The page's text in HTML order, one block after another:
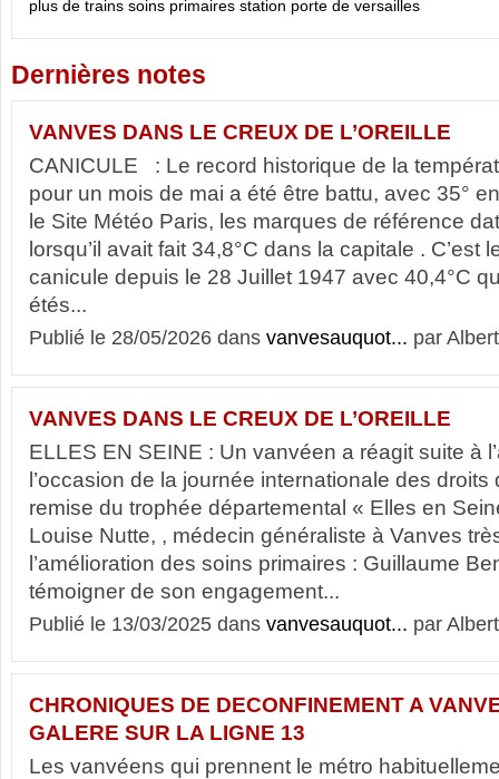
plus de trains soins primaires station porte de versailles
Dernières notes
VANVES DANS LE CREUX DE L’OREILLE
CANICULE : Le record historique de la
pour un mois de mai a été être battu, avec 35°
le Site Météo Paris, les marques de référence
lorsqu’il avait fait 34,8°C dans la capitale . C’est
canicule depuis le 28 Juillet 1947 avec 40,4°C
étés...
Publié le 28/05/2026 dans vanvesauquot... par
VANVES DANS LE CREUX DE L’OREILLE
ELLES EN SEINE : Un vanvéen a réagit suite à
l’occasion de la journée internationale des
remise du trophée départemental « Elles en
Louise Nutte, , médecin généraliste à Vanves
l’amélioration des soins primaires : Guillaume
témoigner de son engagement...
Publié le 13/03/2025 dans vanvesauquot... par
CHRONIQUES DE DECONFINEMENT A
GALERE SUR LA LIGNE 13
Les vanvéens qui prennent le métro